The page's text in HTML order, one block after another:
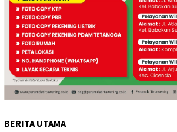
BERITA UTAMA